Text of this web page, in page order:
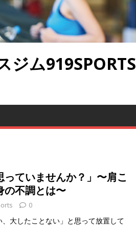
ジム919SPORTS
っていませんか？」〜肩こ
の不調とは〜
0
、大したことない」と思って放置して